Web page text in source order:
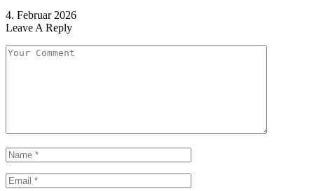
4. Februar 2026
Leave A Reply